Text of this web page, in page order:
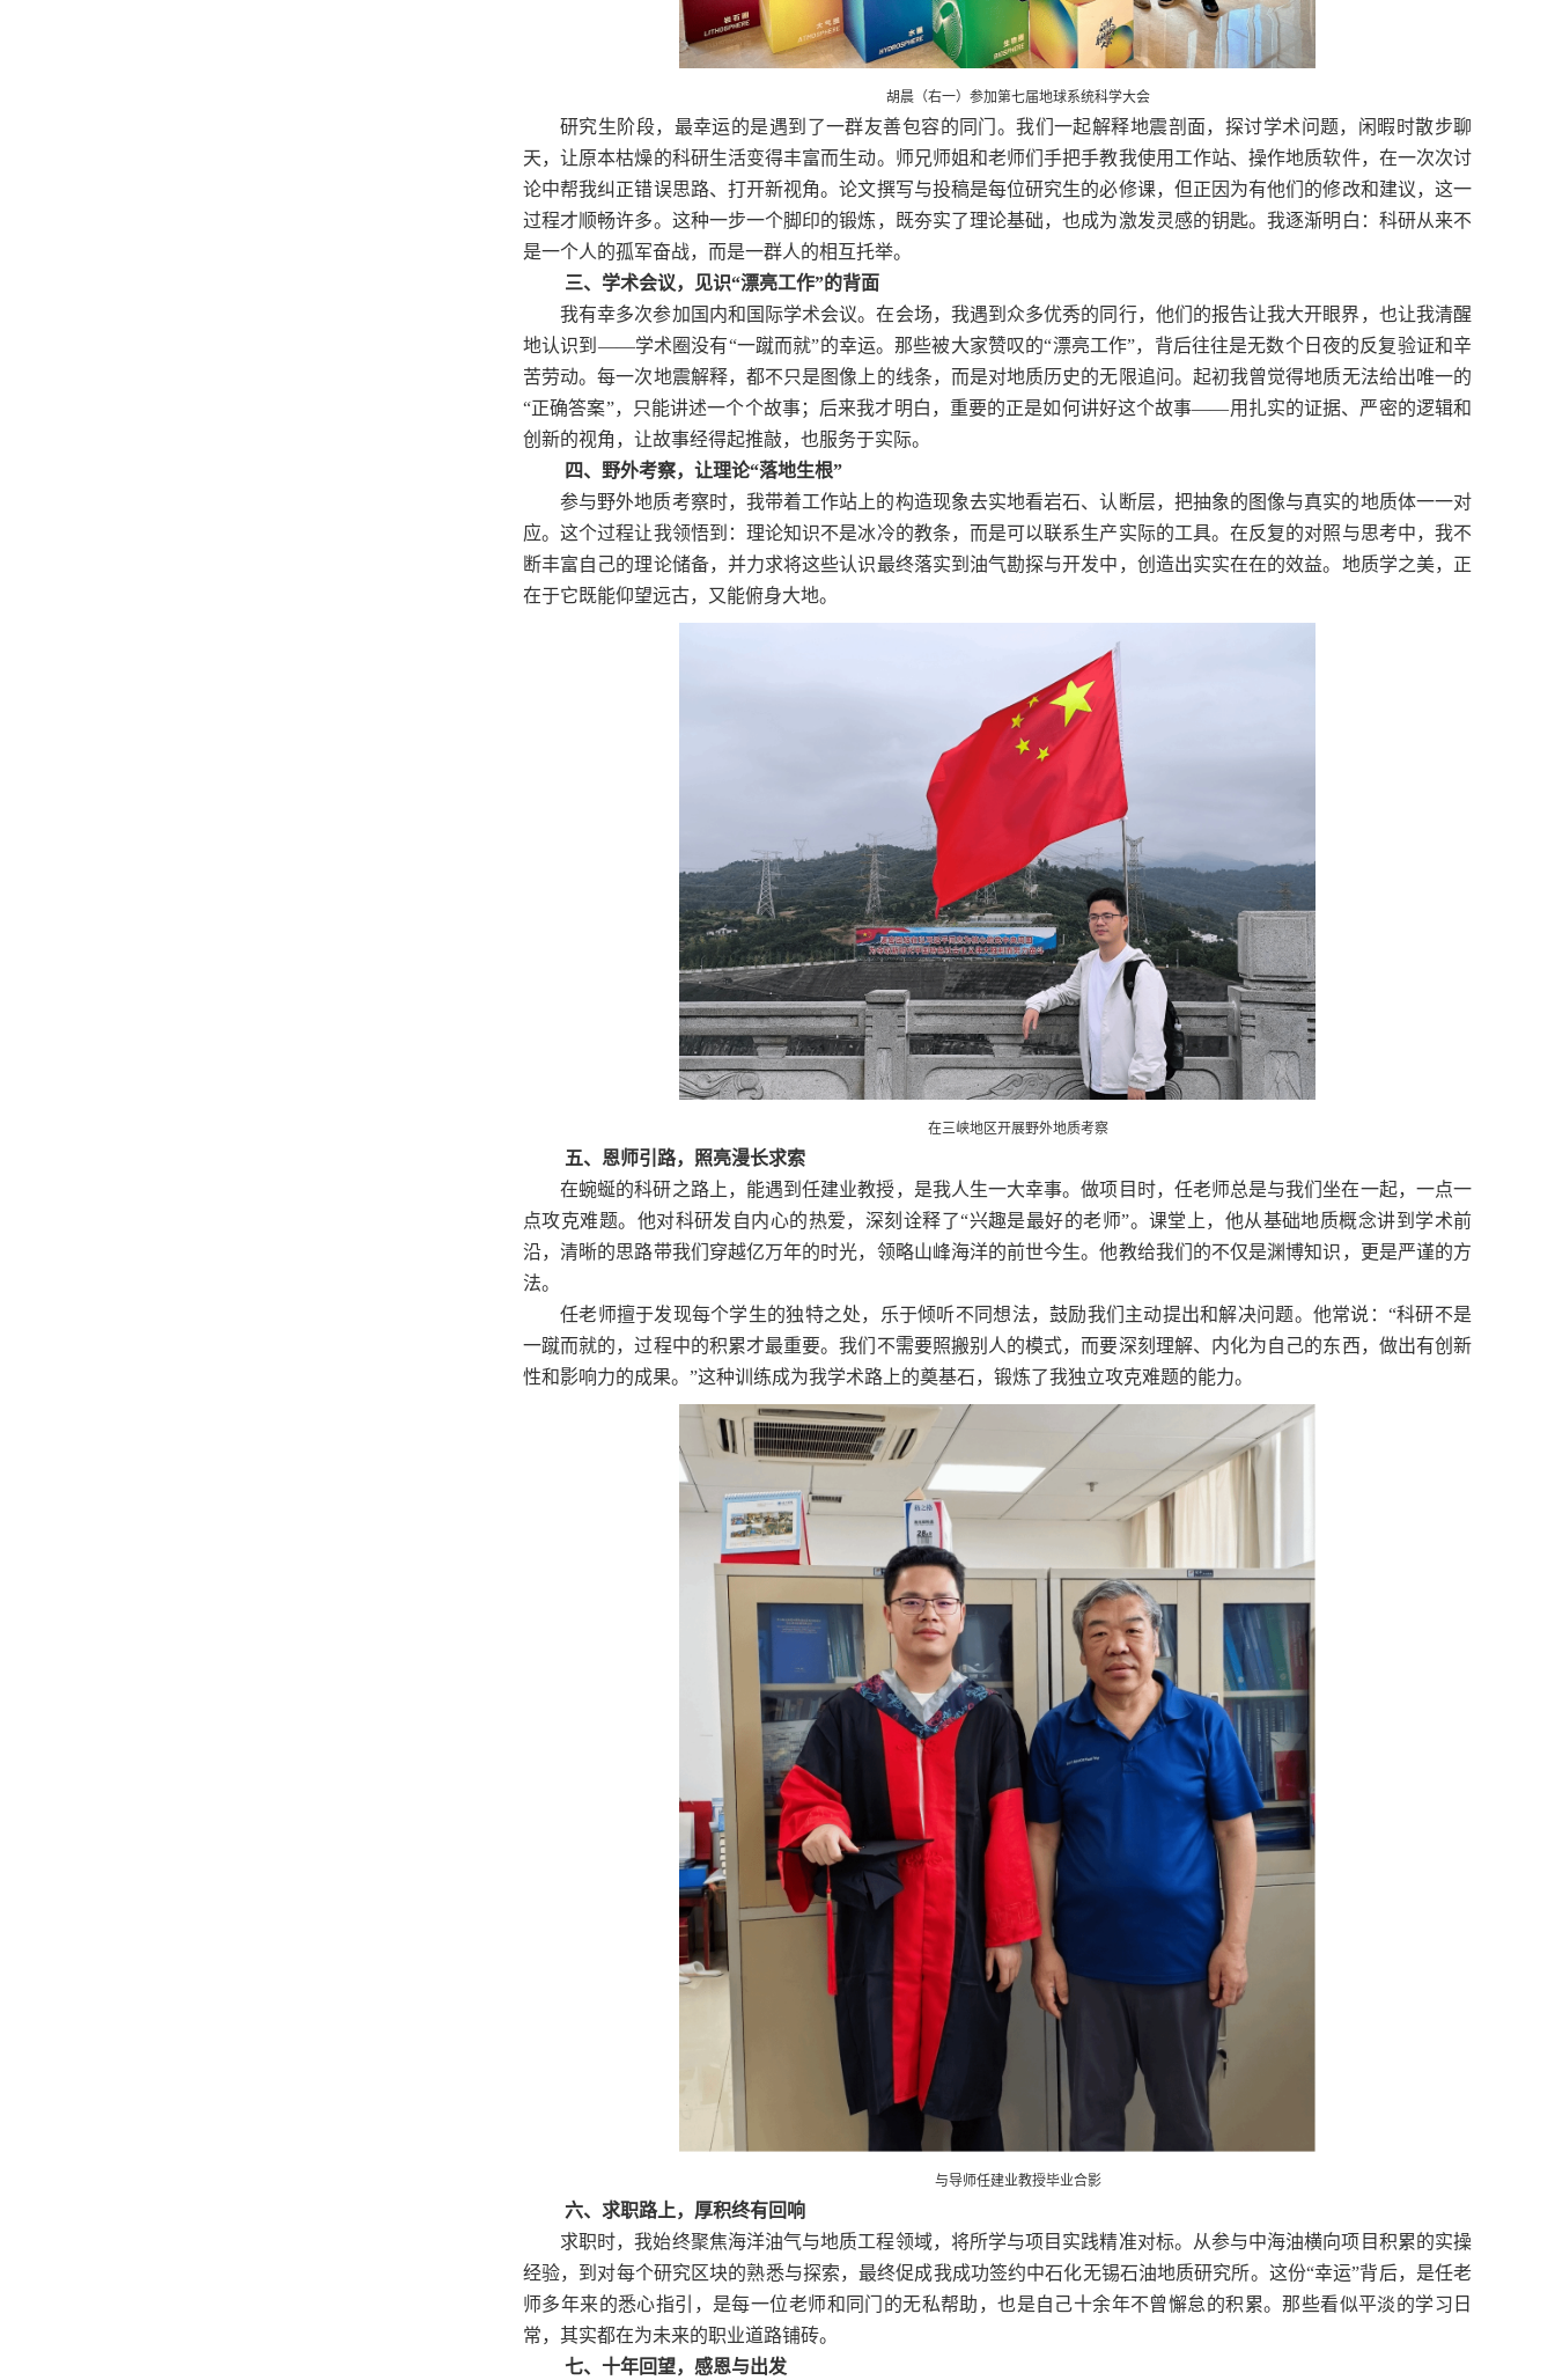
胡晨（右一）参加第七届地球系统科学大会
研究生阶段，最幸运的是遇到了一群友善包容的同门。我们一起解释地震剖面，探讨学术问题，闲暇时散步聊
天，让原本枯燥的科研生活变得丰富而生动。师兄师姐和老师们手把手教我使用工作站、操作地质软件，在一次次讨
论中帮我纠正错误思路、打开新视角。论文撰写与投稿是每位研究生的必修课，但正因为有他们的修改和建议，这一
过程才顺畅许多。这种一步一个脚印的锻炼，既夯实了理论基础，也成为激发灵感的钥匙。我逐渐明白：科研从来不
是一个人的孤军奋战，而是一群人的相互托举。
三、学术会议，见识“漂亮工作”的背面
我有幸多次参加国内和国际学术会议。在会场，我遇到众多优秀的同行，他们的报告让我大开眼界，也让我清醒
地认识到 ——学术圈没有“一蹴而就”的幸运。那些被大家赞叹的“漂亮工作”，背后往往是无数个日夜的反复验证和辛
苦劳动。每一次地震解释，都不只是图像上的线条，而是对地质历史的无限追问。起初我曾觉得地质无法给出唯一的
“正确答案”，只能讲述一个个故事；后来我才明白，重要的正是如何讲好这个故事——用扎实的证据、严密的逻辑和
创新的视角，让故事经得起推敲，也服务于实际。
四、野外考察，让理论“落地生根”
参与野外地质考察时，我带着工作站上的构造现象去实地看岩石、认断层，把抽象的图像与真实的地质体一一对
应。这个过程让我领悟到：理论知识不是冰冷的教条，而是可以联系生产实际的工具。在反复的对照与思考中，我不
断丰富自己的理论储备，并力求将这些认识最终落实到油气勘探与开发中，创造出实实在在的效益。地质学之美，正
在于它既能仰望远古，又能俯身大地。
在三峡地区开展野外地质考察
五、恩师引路，照亮漫长求索
在蜿蜒的科研之路上，能遇到任建业教授，是我人生一大幸事。做项目时，任老师总是与我们坐在一起，一点一
点攻克难题。他对科研发自内心的热爱，深刻诠释了“兴趣是最好的老师”。课堂上，他从基础地质概念讲到学术前
沿，清晰的思路带我们穿越亿万年的时光，领略山峰海洋的前世今生。他教给我们的不仅是渊博知识，更是严谨的方
法。
任老师擅于发现每个学生的独特之处，乐于倾听不同想法，鼓励我们主动提出和解决问题。他常说： “科研不是
一蹴而就的，过程中的积累才最重要。我们不需要照搬别人的模式，而要深刻理解、内化为自己的东西，做出有创新
性和影响力的成果。”这种训练成为我学术路上的奠基石，锻炼了我独立攻克难题的能力。
与导师任建业教授毕业合影
六、求职路上，厚积终有回响
求职时，我始终聚焦海洋油气与地质工程领域，将所学与项目实践精准对标。从参与中海油横向项目积累的实操
经验，到对每个研究区块的熟悉与探索，最终促成我成功签约中石化无锡石油地质研究所。这份“幸运”背后，是任老
师多年来的悉心指引，是每一位老师和同门的无私帮助，也是自己十余年不曾懈怠的积累。那些看似平淡的学习日
常，其实都在为未来的职业道路铺砖。
七、十年回望，感恩与出发